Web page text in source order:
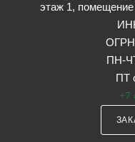
этаж 1,
ПН-
ПТ
+7